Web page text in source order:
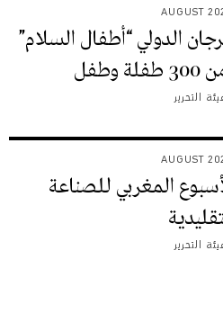
18 المهرجان الدولي “أطفال السلام”
التحرير
المغربي للصناعة
التحرير